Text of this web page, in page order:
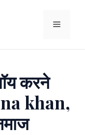
Menu
करने
khan,